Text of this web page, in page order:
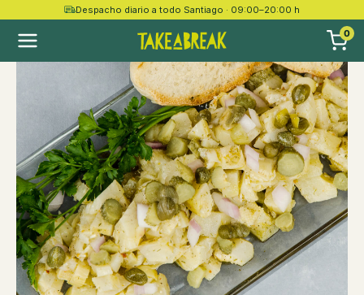
Despacho diario a todo Santiago · 09:00–20:00 h
0